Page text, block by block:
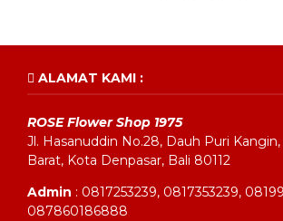
ALAMAT KAMI :
ROSE Flower Shop 1975
Jl. Hasanuddin No.28, Dauh Puri
Barat, Kota Denpasar, Bali 80112
Admin : 0817253239, 0817353239,
087860186888